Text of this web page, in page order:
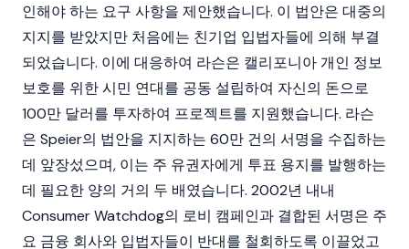
인해야 하는 요구 사항을 제안했습니다. 이 법안은 대중의
지지를 받았지만 처음에는 친기업 입법자들에 의해 부결
되었습니다. 이에 대응하여 라슨은 캘리포니아 개인 정보
보호를 위한 시민 연대를 공동 설립하여 자신의 돈으로
100만 달러를 투자하여 프로젝트를 지원했습니다. 라슨
은 Speier의 법안을 지지하는 60만 건의 서명을 수집하는
데 앞장섰으며, 이는 주 유권자에게 투표 용지를 발행하는
데 필요한 양의 거의 두 배였습니다. 2002년 내내
Consumer Watchdog의 로비 캠페인과 결합된 서명은 주
요 금융 회사와 입법자들이 반대를 철회하도록 이끌었고